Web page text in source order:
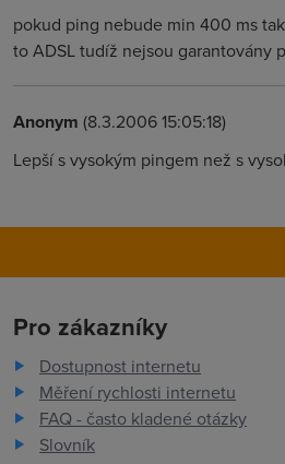
pokud ping nebude min 400 ms
to ADSL tudíž nejsou garantovány
Anonym (8.3.2006 15:05:18)
Lepší s vysokým pingem než s
Pro zákazníky
Dostupnost internetu
Měření rychlosti internetu
FAQ - často kladené otázky
Slovník